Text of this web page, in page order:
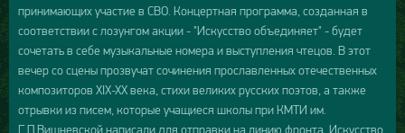
принимающих участие в СВО. Концертная программа, созданная в
соответствии с лозунгом акции - "Искусство объединяет" - будет
сочетать в себе музыкальные номера и выступления чтецов. В этот
вечер со сцены прозвучат сочинения прославленных отечественных
композиторов XIX-XX века, стихи великих русских поэтов, а также
отрывки из писем, которые учащиеся школы при КМТИ им.
Г.П.Вишневской написали для отправки на линию фронта. Искусство